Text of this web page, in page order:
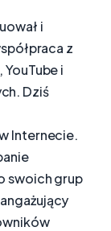
i
z
i
Dziś
Internecie.
swoich grup